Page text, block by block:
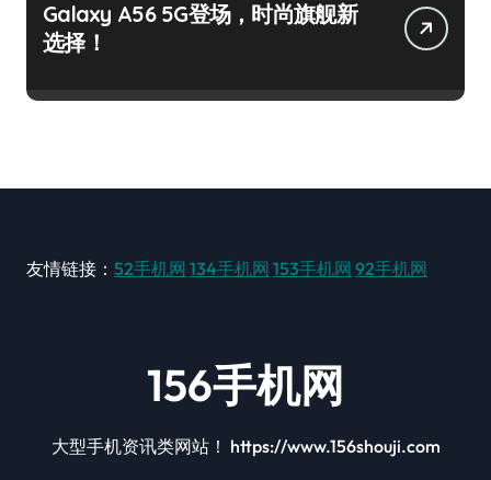
Galaxy A56 5G登场，时尚旗舰新
选择！
友情链接： 52手机网 134手机网 153手机网 92手机网
156手机网
大型手机资讯类网站！ https://www.156shouji.com